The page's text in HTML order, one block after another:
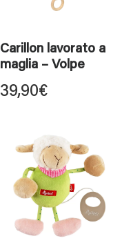
Carillon lavorato a
maglia – Volpe
39,90€